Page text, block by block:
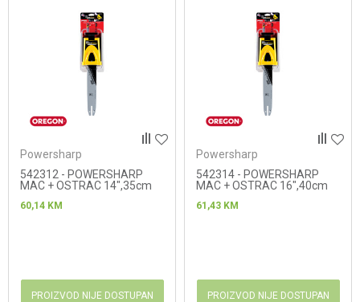
Powersharp
542312 - POWERSHARP
MAC + OSTRAC 14",35cm
60,14 KM
PROIZVOD NIJE DOSTUPAN
Powersharp
542314 - POWERSHARP
MAC + OSTRAC 16",40cm
61,43 KM
PROIZVOD NIJE DOSTUPAN